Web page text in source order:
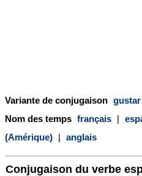
Variante de conjugaison
Nom des temps français |
(Amérique) | anglais
Conjugaison du verbe